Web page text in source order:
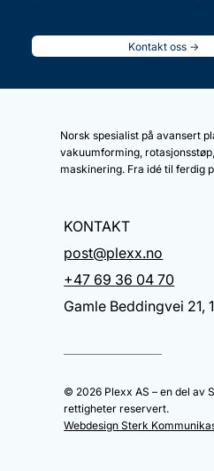
Kontakt oss ->
Norsk spesialist på avansert
vakuumforming,
maskinering. Fra idé til ferdig
KONTAKT
post@plexx.no
+47 69 36 04 70
Gamle Beddingvei 21,
© 2026 Plexx AS – en del av
rettigheter reservert.
Webdesign Sterk